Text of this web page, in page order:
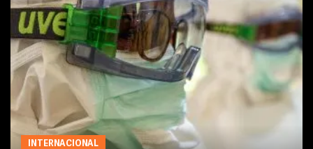
INTERNACIONAL